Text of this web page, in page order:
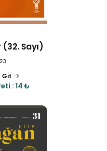
Sayı)
Git
: 14 ₺